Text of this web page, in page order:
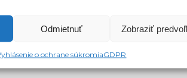
Odmietnuť Zobraziť
o ochrane súkromiaGDPR